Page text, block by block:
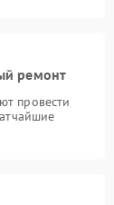
ремонт
провести